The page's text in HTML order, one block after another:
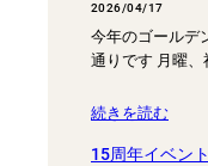
2026/04/17
今年のゴールデ
通りです 月曜
続きを読む
15周年イベント